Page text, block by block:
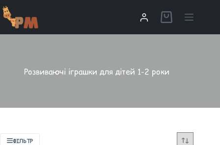
Розвиваючі іграшки для дітей 1-2 роки
ФІЛЬТР